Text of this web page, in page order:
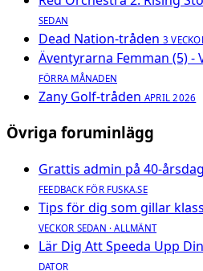
SEDAN
Dead Nation-tråden 3
Äventyrarna Femman (5) -
FÖRRA MÅNADEN
Zany Golf-tråden APRIL 2026
Övriga foruminlägg
Grattis admin på 40-
FEEDBACK FÖR FUSKA.SE
Tips för dig som gillar
VECKOR SEDAN · ALLMÄNT
Lär Dig Att Speeda Upp
DATOR